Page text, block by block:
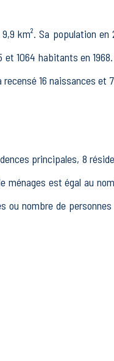
km². Sa population
1064 habitants en
recensé 16 naissances et
principales, 8
est égal au
ou nombre de